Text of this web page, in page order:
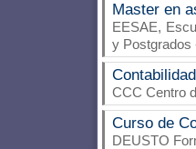
Master en
EESAE,
y Postgrados
Contabilidad
CCC Centro
Curso de
DEUSTO